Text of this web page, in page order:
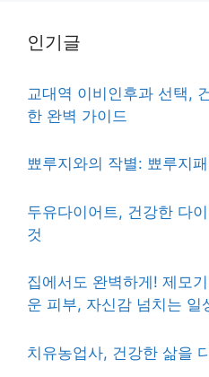
인기글
교대역 이비인후과 선택,
한 완벽 가이드
뾰루지와의 작별: 뾰루지
두유다이어트, 건강한 다
것
집에서도 완벽하게! 제모
운 피부, 자신감 넘치는 일
치유농업사, 건강한 삶을